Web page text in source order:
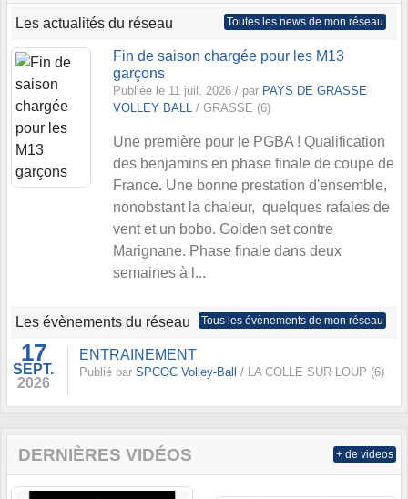
Les actualités du réseau
Fin de saison chargée pour les M13
garçons
Publiée le 11 juil. 2026 / par PAYS DE GRASSE
VOLLEY BALL / GRASSE (6)
Une première pour le PGBA ! Qualification
des benjamins en phase finale de coupe de
France. Une bonne prestation d'ensemble,
nonobstant la chaleur, quelques rafales de
vent et un bobo. Golden set contre
Marignane. Phase finale dans deux
semaines à l...
Toutes les news de mon réseau
Les évènements du réseau
17
SEPT.
2026
ENTRAINEMENT
Publié par SPCOC Volley-Ball / LA COLLE SUR LOUP (6)
Tous les évènements de mon réseau
DERNIÈRES VIDÉOS + de videos